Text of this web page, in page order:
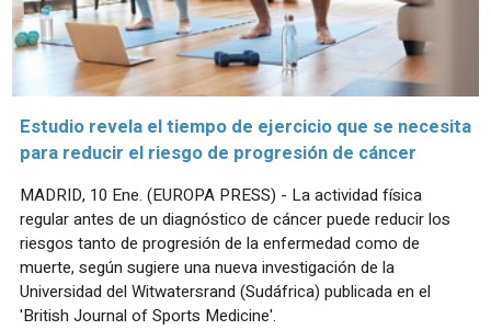
Estudio revela el tiempo de ejercicio que se necesita
para reducir el riesgo de progresión de cáncer
MADRID, 10 Ene. (EUROPA PRESS) - La actividad física
regular antes de un diagnóstico de cáncer puede reducir los
riesgos tanto de progresión de la enfermedad como de
muerte, según sugiere una nueva investigación de la
Universidad del Witwatersrand (Sudáfrica) publicada en el
'British Journal of Sports Medicine'.